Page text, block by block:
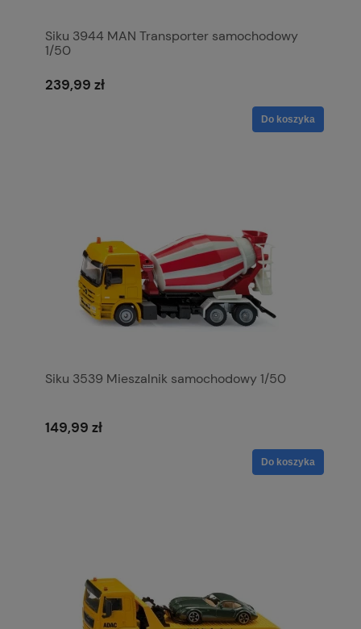
Siku 3944 MAN Transporter samochodowy
1/50
239,99 zł
Do koszyka
Siku 3539 Mieszalnik samochodowy 1/50
149,99 zł
Do koszyka